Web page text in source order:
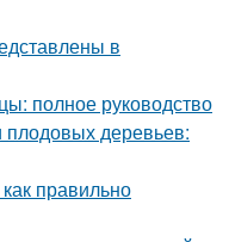
в
полное руководство
деревьев:
правильно